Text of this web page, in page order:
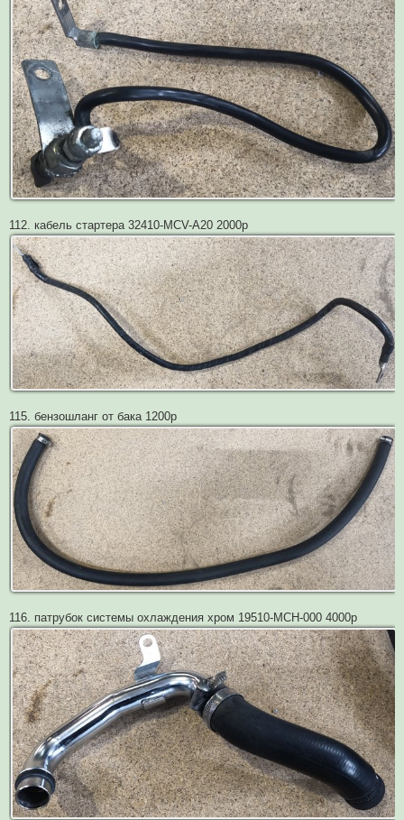
112. кабель стартера 32410-MCV-A20 2000р
115. бензошланг от бака 1200р
116. патрубок системы охлаждения хром 19510-MCH-000 4000р